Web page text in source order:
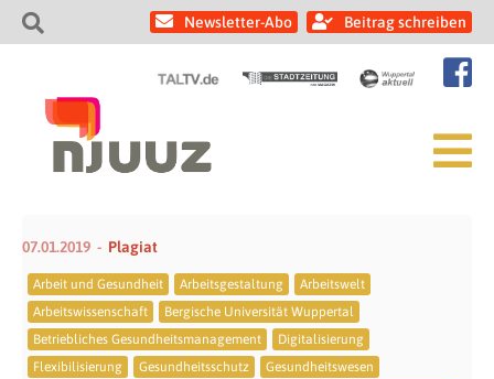
Newsletter-Abo Beitrag schreiben
07.01.2019 Plagiat
Arbeit und Gesundheit Arbeitsgestaltung
Arbeitswelt
Arbeitswissenschaft
Bergische Universität Wuppertal
Betriebliches Gesundheitsmanagement
Digitalisierung
Flexibilisierung
Gesundheitsschutz
Gesundheitswesen